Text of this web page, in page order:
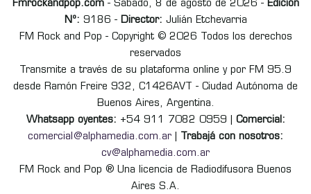
Fmrockandpop.com- Sábado, 8 de agosto de 2026 - Edición
Nº: 9186 - Director: Julián Etchevarria
FM Rock and Pop - Copyright © 2026 Todos los derechos
reservados
Transmite a través de su plataforma online y por FM 95.9
desde Ramón Freire 932, C1426AVT - Ciudad Autónoma de
Buenos Aires, Argentina.
Whatsapp oyentes: +54 911 7082 0959 | Comercial:
comercial@alphamedia.com.ar
Trabajá con nosotros:
cv@alphamedia.com.ar
FM Rock and Pop ® Una licencia de Radiodifusora Buenos
Aires S.A.